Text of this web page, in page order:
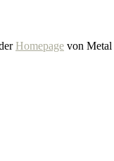
Homepage von Metal